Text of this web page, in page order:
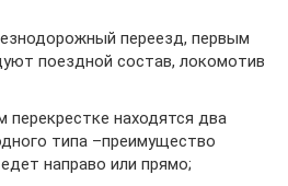
переезд, первым
поездной состав, локомотив
перекрестке находятся два
типа –преимущество
направо или прямо;